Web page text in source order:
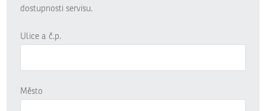
dostupnosti servisu.
Ulice a č.p.
Město